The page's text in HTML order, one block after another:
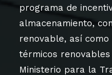
programa de
almacenamiento,
renovable, así
térmicos
Ministerio para la